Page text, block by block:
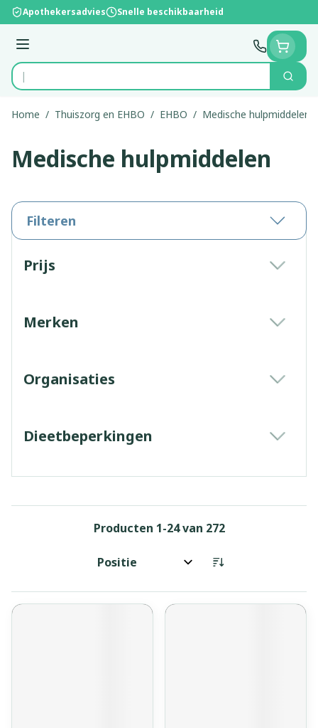
Ga naar de inhoud
Apothekersadvies Snelle beschikbaarheid
Menu
Product, merk, categorie...
Zoek
Home / Thuiszorg en EHBO / EHBO / Medische hulpmiddelen
Medische hulpmiddelen
Filteren
Prijs
Merken
Organisaties
Dieetbeperkingen
Producten 1-24van 272
Sorteer op: